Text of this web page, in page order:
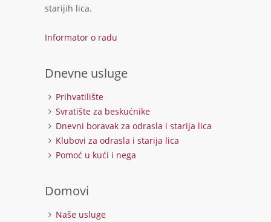
starijih lica.
Informator o radu
Dnevne usluge
Prihvatilište
Svratište za beskućnike
Dnevni boravak za odrasla i starija lica
Klubovi za odrasla i starija lica
Pomoć u kući i nega
Domovi
Naše usluge